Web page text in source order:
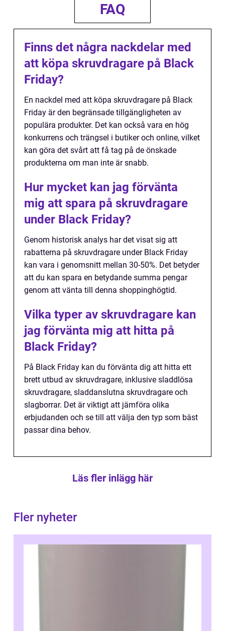
FAQ
Finns det några nackdelar med
att köpa skruvdragare på Black
Friday?
En nackdel med att köpa skruvdragare på Black
Friday är den begränsade tillgängligheten av
populära produkter. Det kan också vara en hög
konkurrens och trängsel i butiker och online, vilket
kan göra det svårt att få tag på de önskade
produkterna om man inte är snabb.
Hur mycket kan jag förvänta
mig att spara på skruvdragare
under Black Friday?
Genom historisk analys har det visat sig att
rabatterna på skruvdragare under Black Friday
kan vara i genomsnitt mellan 30-50%. Det betyder
att du kan spara en betydande summa pengar
genom att vänta till denna shoppinghögtid.
Vilka typer av skruvdragare kan
jag förvänta mig att hitta på
Black Friday?
På Black Friday kan du förvänta dig att hitta ett
brett utbud av skruvdragare, inklusive sladdlösa
skruvdragare, sladdanslutna skruvdragare och
slagborrar. Det är viktigt att jämföra olika
erbjudanden och se till att välja den typ som bäst
passar dina behov.
Läs fler inlägg här
Fler nyheter